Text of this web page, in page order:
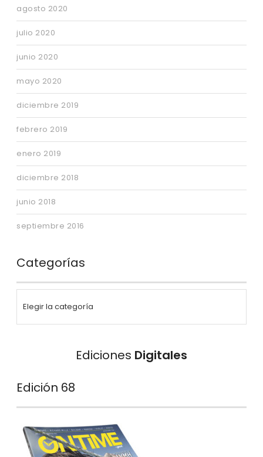
agosto 2020
julio 2020
junio 2020
mayo 2020
diciembre 2019
febrero 2019
enero 2019
diciembre 2018
junio 2018
septiembre 2016
Categorías
Ediciones Digitales
Edición 68